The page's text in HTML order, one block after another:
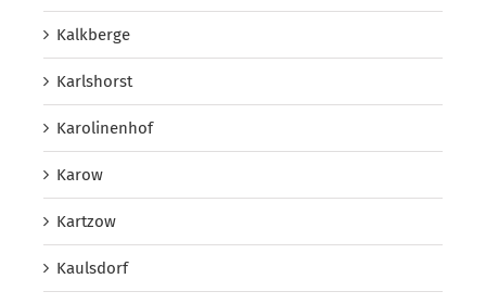
Kalkberge
Karlshorst
Karolinenhof
Karow
Kartzow
Kaulsdorf